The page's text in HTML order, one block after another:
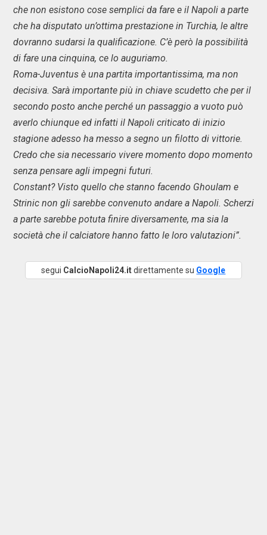
che non esistono cose semplici da fare e il Napoli a parte
che ha disputato un’ottima prestazione in Turchia, le altre
dovranno sudarsi la qualificazione. C’è però la possibilità
di fare una cinquina, ce lo auguriamo.
Roma-Juventus è una partita importantissima, ma non
decisiva. Sarà importante più in chiave scudetto che per il
secondo posto anche perché un passaggio a vuoto può
averlo chiunque ed infatti il Napoli criticato di inizio
stagione adesso ha messo a segno un filotto di vittorie.
Credo che sia necessario vivere momento dopo momento
senza pensare agli impegni futuri.
Constant? Visto quello che stanno facendo Ghoulam e
Strinic non gli sarebbe convenuto andare a Napoli. Scherzi
a parte sarebbe potuta finire diversamente, ma sia la
società che il calciatore hanno fatto le loro valutazioni”.
segui CalcioNapoli24.itdirettamente su Google